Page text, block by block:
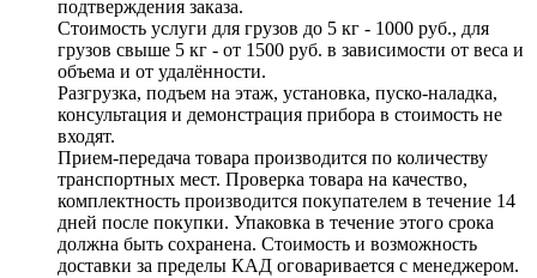
подтверждения заказа.
Стоимость услуги для грузов до 5 кг - 1000 руб., для
грузов свыше 5 кг - от 1500 руб. в зависимости от веса и
объема и от удалённости.
Разгрузка, подъем на этаж, установка, пуско-наладка,
консультация и демонстрация прибора в стоимость не
входят.
Прием-передача товара производится по количеству
транспортных мест. Проверка товара на качество,
комплектность производится покупателем в течение 14
дней после покупки. Упаковка в течение этого срока
должна быть сохранена. Стоимость и возможность
доставки за пределы КАД оговаривается с менеджером.